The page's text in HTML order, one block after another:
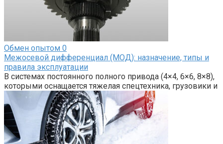
Обмен опытом 0
Межосевой дифференциал (МОД): назначение, типы и
правила эксплуатации
В системах постоянного полного привода (4×4, 6×6, 8×8),
которыми оснащается тяжелая спецтехника, грузовики и